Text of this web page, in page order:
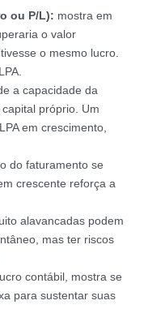
ou P/L): mostra em
o valor
o mesmo lucro.
a capacidade da
próprio. Um
em crescimento,
do faturamento se
crescente reforça a
alavancadas podem
mas ter riscos
contábil, mostra se
para sustentar suas